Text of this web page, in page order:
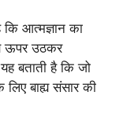
आत्मज्ञान का
ऊपर उठकर
बताती है कि जो
बाह्य संसार की